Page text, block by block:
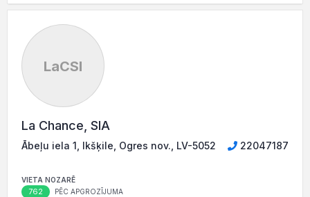
LaCSI
La Chance, SIA
Ābeļu iela 1, Ikšķile, Ogres nov., LV-5052 22047187
VIETA NOZARĒ
762 PĒC APGROZĪJUMA